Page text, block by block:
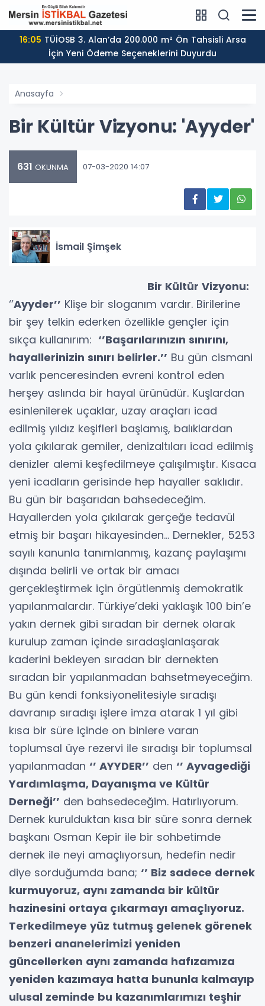
16:05
İçin Yeni Ödeme Seçeneklerini Duyurdu
Anasayfa
Bir Kültür Vizyonu: 'Ayyder'
631 OKUNMA 07-03-2020 14:07
İsmail Şimşek
Bir Kültür Vizyonu:
‘’Ayyder’’ Klişe bir sloganım vardır. Birilerine
bir şey telkin ederken özellikle gençler için
sıkça kullanırım: ‘’Başarılarınızın sınırını,
hayallerinizin sınırı belirler.’’ Bu gün cismani
varlık penceresinden evreni kontrol eden
herşey aslında bir hayal ürünüdür. Kuşlardan
esinlenilerek uçaklar, uzay araçları icad
edilmiş yıldız keşifleri başlamış, balıklardan
yola çıkılarak gemiler, denizaltıları icad edilmiş
denizler alemi keşfedilmeye çalışılmıştır. Kısaca
yeni icadların gerisinde hep hayaller saklıdır.
Bu gün bir başarıdan bahsedeceğim.
Hayallerden yola çıkılarak gerçeğe tedavül
etmiş bir başarı hikayesinden… Dernekler, 5253
sayılı kanunla tanımlanmış, kazanç paylaşımı
dışında belirli ve ortak bir amacı
gerçekleştirmek için örgütlenmiş demokratik
yapılanmalardır. Türkiye’deki yaklaşık 100 bin’e
yakın dernek gibi sıradan bir dernek olarak
kurulup zaman içinde sıradaşlanlaşarak
kaderini bekleyen sıradan bir dernekten
sıradan bir yapılanmadan bahsetmeyeceğim.
Bu gün kendi fonksiyonelitesiyle sıradışı
davranıp sıradışı işlere imza atarak 1 yıl gibi
kısa bir süre içinde on binlere varan
toplumsal üye rezervi ile sıradışı bir toplumsal
yapılanmadan ‘’ AYYDER’’ den ‘’ Ayvagediği
Yardımlaşma, Dayanışma ve Kültür
Derneği’’ den bahsedeceğim. Hatırlıyorum.
Dernek kurulduktan kısa bir süre sonra dernek
başkanı Osman Kepir ile bir sohbetimde
dernek ile neyi amaçlıyorsun, hedefin nedir
diye sorduğumda bana; ‘’ Biz sadece dernek
kurmuyoruz, aynı zamanda bir kültür
hazinesini ortaya çıkarmayı amaçlıyoruz.
Terkedilmeye yüz tutmuş gelenek görenek
benzeri ananelerimizi yeniden
güncellerken aynı zamanda hafızamıza
yeniden kazımaya hatta bununla kalmayıp
ulusal zeminde bu kazanımlarımızı teşhir